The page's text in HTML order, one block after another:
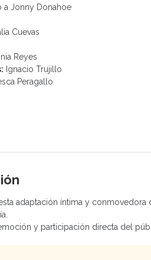
a Jonny Donahoe
Cuevas
Reyes
Ignacio Trujillo
Peragallo
adaptación íntima y
y participación directa del